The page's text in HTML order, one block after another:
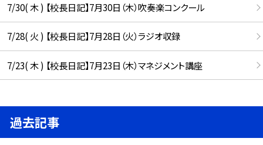
7/30( 木 ) 【校長日記】7月30日（木）吹奏楽コンクール
7/28( 火 ) 【校長日記】7月28日（火）ラジオ収録
7/23( 木 ) 【校長日記】7月23日（木）マネジメント講座
過去記事